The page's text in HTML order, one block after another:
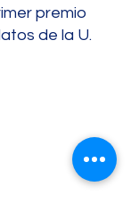
premio
de la U.